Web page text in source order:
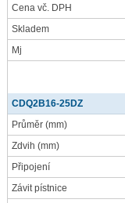
Cena vč. DPH
Skladem
Mj
CDQ2B16-25DZ
Průměr (mm)
Zdvih (mm)
Připojení
Závit pístnice